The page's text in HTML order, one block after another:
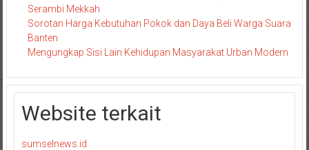
Serambi Mekkah
Sorotan Harga Kebutuhan Pokok dan Daya Beli Warga Suara
Banten
Mengungkap Sisi Lain Kehidupan Masyarakat Urban Modern
Website terkait
sumselnews.id